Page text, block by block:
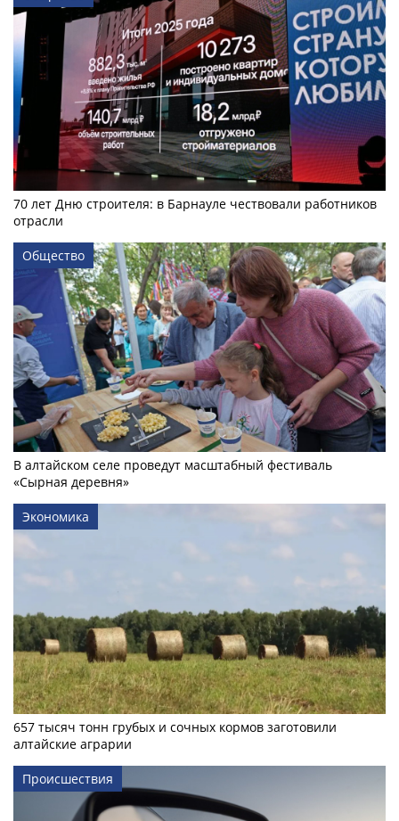
70 лет Дню строителя: в Барнауле чествовали работников
отрасли
Общество
В алтайском селе проведут масштабный фестиваль
«Сырная деревня»
Экономика
657 тысяч тонн грубых и сочных кормов заготовили
алтайские аграрии
Происшествия